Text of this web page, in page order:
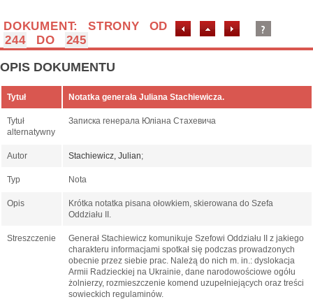
DOKUMENT: STRONY OD
244
DO 245
OPIS DOKUMENTU
Tytuł Notatka generała Juliana Stachiewicza.
Tytuł
alternatywny
Записка генерала Юліана Стахевича
Autor Stachiewicz, Julian;
Typ Nota
Opis
Krótka notatka pisana ołowkiem, skierowana do Szefa
Oddziału II.
Streszczenie
Generał Stachiewicz komunikuje Szefowi Oddziału II z jakiego
charakteru informacjami spotkał się podczas prowadzonych
obecnie przez siebie prac. Należą do nich m. in.: dyslokacja
Armii Radzieckiej na Ukrainie, dane narodowościowe ogółu
żolnierzy, rozmieszczenie komend uzupełniejących oraz treści
sowieckich regulaminów.